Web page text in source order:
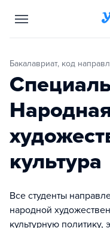
Бакалавриат, код
культура
Все студенты
народной
культурную политику,